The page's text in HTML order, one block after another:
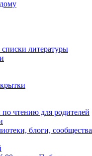
литературы
чтению для родителей
блоги, сообщества